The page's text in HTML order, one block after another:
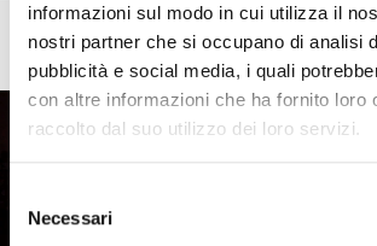
informazioni sul modo in cui utilizza il
nostri partner che si occupano di analisi
pubblicità e social media, i quali
con altre informazioni che ha fornito loro
raccolto dal suo utilizzo dei loro servizi.
delNecessari
Casa del Mantegna Event